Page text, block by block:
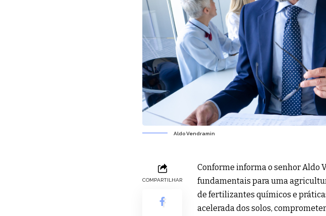
Aldo Vendramin
COMPARTILHAR
Conforme informa o senhor Aldo
fundamentais para uma
de fertilizantes químicos e
acelerada dos solos,